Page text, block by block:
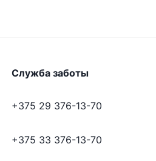
Служба заботы
+375 29 376-13-70
+375 33 376-13-70